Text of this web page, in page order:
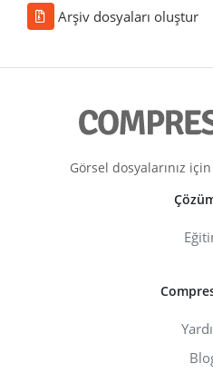
Arşiv dosyaları oluştur
Görsel dosyalarınız